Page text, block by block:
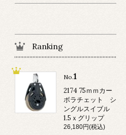
Ranking
No.1
2174 75ｍｍカー
ボラチェット シ
ングルスイブル
1.5ｘグリップ
26,180円(税込)